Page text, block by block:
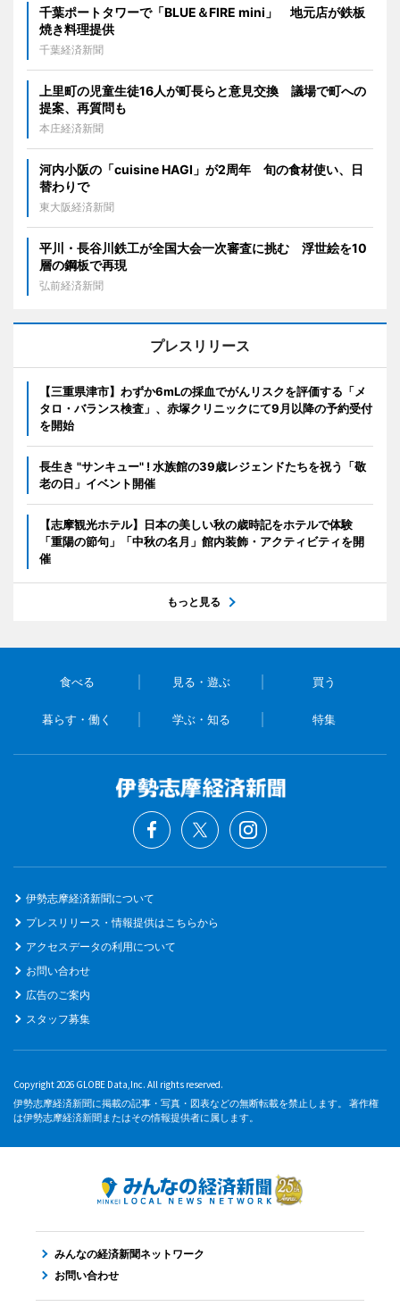
千葉ポートタワーで「BLUE＆FIRE mini」 地元店が鉄板
焼き料理提供
千葉経済新聞
上里町の児童生徒16人が町長らと意見交換 議場で町への
提案、再質問も
本庄経済新聞
河内小阪の「cuisine HAGI」が2周年 旬の食材使い、日
替わりで
東大阪経済新聞
平川・長谷川鉄工が全国大会一次審査に挑む 浮世絵を10
層の鋼板で再現
弘前経済新聞
プレスリリース
【三重県津市】わずか6mLの採血でがんリスクを評価する「メ
タロ・バランス検査」、赤塚クリニックにて9月以降の予約受付
を開始
長生き "サンキュー" ! 水族館の39歳レジェンドたちを祝う「敬
老の日」イベント開催
【志摩観光ホテル】日本の美しい秋の歳時記をホテルで体験
「重陽の節句」「中秋の名月」館内装飾・アクティビティを開
催
もっと見る
食べる 見る・遊ぶ 買う
暮らす・働く 学ぶ・知る 特集
伊勢志摩経済新聞について
プレスリリース・情報提供はこちらから
アクセスデータの利用について
お問い合わせ
広告のご案内
スタッフ募集
Copyright 2026 GLOBE Data,Inc. All rights reserved.
伊勢志摩経済新聞に掲載の記事・写真・図表などの無断転載を禁止します。 著作権
は伊勢志摩経済新聞またはその情報提供者に属します。
みんなの経済新聞ネットワーク
お問い合わせ